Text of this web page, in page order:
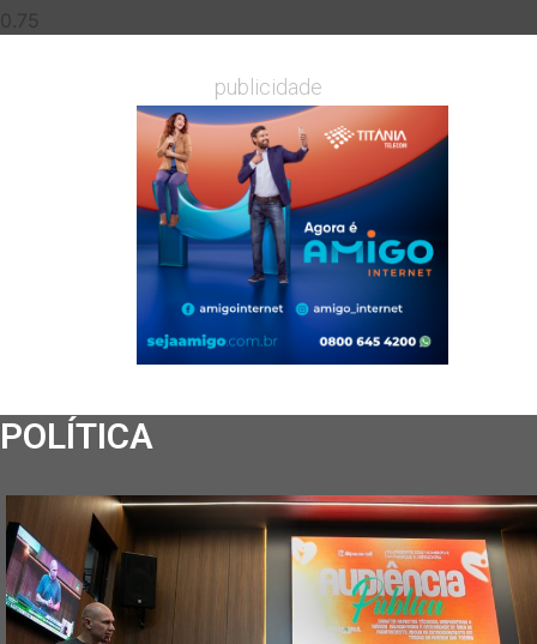
publicidade
POLÍTICA